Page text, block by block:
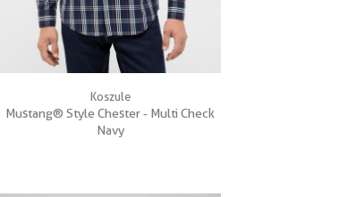
Szybki podgląd
Koszule
Mustang® Style Chester - Multi Check
Navy